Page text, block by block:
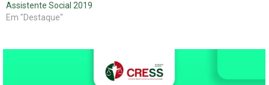
Assistente Social 2019
Em "Destaque"